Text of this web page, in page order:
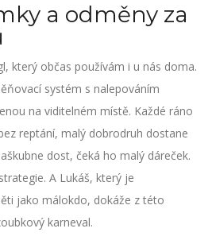
a odměny za
který občas používám i u nás doma.
systém s nalepováním
na viditelném místě. Každé ráno
reptání, malý dobrodruh dostane
dost, čeká ho malý dáreček.
A Lukáš, který je
jako málokdo, dokáže z této
karneval.